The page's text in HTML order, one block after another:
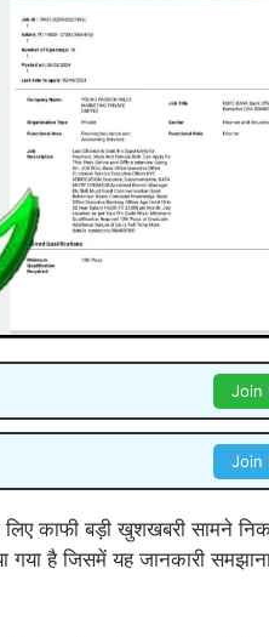
Join
Join
काफी बड़ी खुशखबरी सामने
गया है जिसमें यह जानकारी